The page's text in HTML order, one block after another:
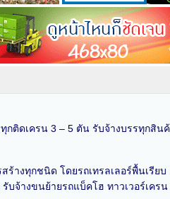
ติดเครน 3 – 5 ตัน รับจ้างบรรทุกสิ
ร้างทุกชนิด โดยรถเทรลเลอร์พื้นเรี
บจ้างขนย้ายรถแบ็คโฮ ทาวเวอร์